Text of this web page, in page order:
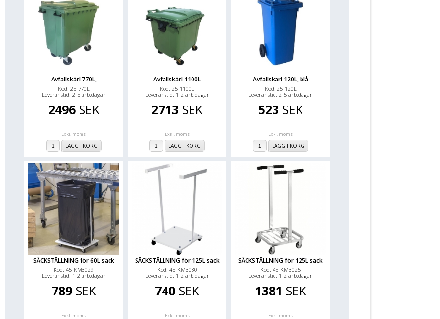
Avfallskärl 770L,
Kod: 25-770L
Leveranstid: 2-5 arb.dagar
2496 SEK
Exkl. moms
LÄGG I KORG
Avfallskärl 1100L
Kod: 25-1100L
Leveranstid: 1-2 arb.dagar
2713 SEK
Exkl. moms
LÄGG I KORG
Avfallskärl 120L, blå
Kod: 25-120L
Leveranstid: 2-5 arb.dagar
523 SEK
Exkl. moms
LÄGG I KORG
SÄCKSTÄLLNING för 60L säck
Kod: 45-KM3029
Leveranstid: 1-2 arb.dagar
789 SEK
Exkl. moms
SÄCKSTÄLLNING för 125L säck
Kod: 45-KM3030
Leveranstid: 1-2 arb.dagar
740 SEK
Exkl. moms
SÄCKSTÄLLNING för 125L säck
Kod: 45-KM3025
Leveranstid: 1-2 arb.dagar
1381 SEK
Exkl. moms